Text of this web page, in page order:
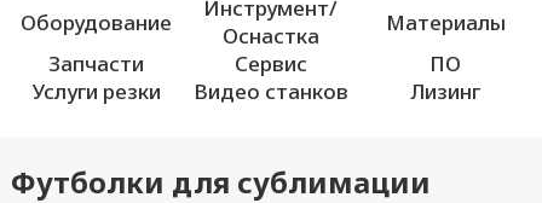
Оборудование
Инструмент/
Оснастка
Материалы
Запчасти
Сервис
ПО
Услуги резки
Видео станков Лизинг
Футболки для сублимации